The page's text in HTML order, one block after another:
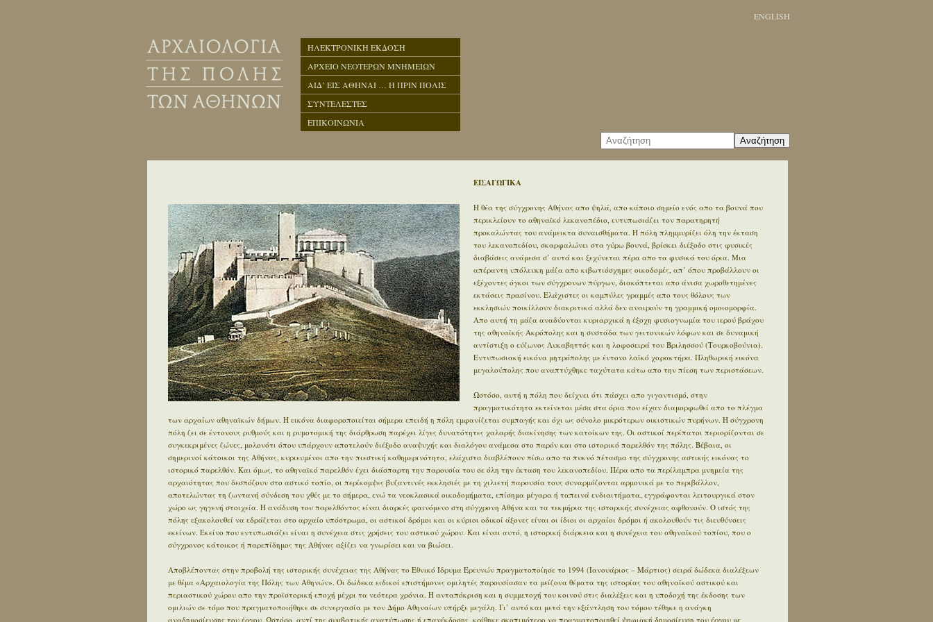
ENGLISH
ΗΛΕΚΤΡΟΝΙΚΗ ΕΚΔΟΣΗ
ΑΡΧΕΙΟ ΝΕΟΤΕΡΩΝ ΜΝΗΜΕΙΩΝ
ΑΙΔ’ ΕΙΣ ΑΘΗΝΑΙ … Η ΠΡΙΝ ΠΟΛΙΣ
ΣΥΝΤΕΛΕΣΤΕΣ
ΕΠΙΚΟΙΝΩΝΙΑ
Αναζήτηση
ΕΙΣΑΓΩΓΙΚΑ
Η θέα της σύγχρονης Αθήνας απο ψηλά, απο κάποιο σημείο ενός απο τα βουνά που
περικλείουν το αθηναϊκό λεκανοπέδιο, εντυπωσιάζει τον παρατηρητή
προκαλώντας του ανάμεικτα συναισθήματα. Η πόλη πλημμυρίζει όλη την έκταση
του λεκανοπεδίου, σκαρφαλώνει στα γύρω βουνά, βρίσκει διέξοδο στις φυσικές
διαβάσεις ανάμεσα σ’ αυτά και ξεχύνεται πέρα απο τα φυσικά του όρια. Μια
απέραντη υπόλευκη μάζα απο κιβωτιόσχημες οικοδομές, απ’ όπου προβάλλουν οι
εξέχοντες όγκοι των σύγχρονων πύργων, διακόπτεται απο άνισα χωροθετημένες
εκτάσεις πρασίνου. Ελάχιστες οι καμπύλες γραμμές απο τους θόλους των
εκκλησιών ποικίλλουν διακριτικά αλλά δεν αναιρούν τη γραμμική ομοιομορφία.
Απο αυτή τη μάζα αναδύονται κυριαρχικά η έξοχη φυσιογνωμία του ιερού βράχου
της αθηναϊκής Ακρόπολης και η συστάδα των γειτονικών λόφων και σε δυναμική
αντίστιξη ο εύζωνος Λυκαβηττός και η λοφοσειρά του Βριλησσού (Τουρκοβούνια).
Εντυπωσιακή εικόνα μητρόπολης με έντονο λαϊκό χαρακτήρα. Πληθωρική εικόνα
μεγαλούπολης που αναπτύχθηκε ταχύτατα κάτω απο την πίεση των περιστάσεων.
Ωστόσο, αυτή η πόλη που δείχνει ότι πάσχει απο γιγαντισμό, στην
πραγματικότητα εκτείνεται μέσα στα όρια που είχαν διαμορφωθεί απο το πλέγμα
των αρχαίων αθηναϊκών δήμων. Η εικόνα διαφοροποιείται σήμερα επειδή η πόλη εμφανίζεται συμπαγής και όχι ως σύνολο μικρότερων οικιστικών πυρήνων. Η σύγχρονη
πόλη ζει σε έντονους ρυθμούς και η ρυμοτομική της διάρθρωση παρέχει λίγες δυνατότητες χαλαρής διακίνησης των κατοίκων της. Οι αστικοί περίπατοι περιορίζονται σε
συγκεκριμένες ζώνες, μολονότι όπου υπάρχουν αποτελούν διέξοδο αναψυχής και διαλόγου ανάμεσα στο παρόν και στο ιστορικό παρελθόν της πόλης. Βέβαια, οι
σημερινοί κάτοικοι της Αθήνας, κυριευμένοι απο την πιεστική καθημερινότητα, ελάχιστα διαβλέπουν πίσω απο το πυκνό πέτασμα της σύγχρονης αστικής εικόνας το
ιστορικό παρελθόν. Και όμως, το αθηναϊκό παρελθόν έχει διάσπαρτη την παρουσία του σε όλη την έκταση του λεκανοπεδίου. Πέρα απο τα περίλαμπρα μνημεία της
αρχαιότητας που δεσπόζουν στο αστικό τοπίο, οι περίκομψες βυζαντινές εκκλησιές με τη χιλιετή παρουσία τους συναρμόζονται αρμονικά με το περιβάλλον,
αποτελώντας τη ζωντανή σύνδεση του χθές με το σήμερα, ενώ τα νεοκλασικά οικοδομήματα, επίσημα μέγαρα ή ταπεινά ενδιαιτήματα, εγγράφονται λειτουργικά στον
χώρο ως γηγενή στοιχεία. Η ανάδυση του παρελθόντος είναι διαρκές φαινόμενο στη σύγχρονη Αθήνα και τα τεκμήρια της ιστορικής συνέχειας αφθονούν. Ο ιστός της
πόλης εξακολουθεί να εδράζεται στο αρχαίο υπόστρωμα, οι αστικοί δρόμοι και οι κύριοι οδικοί άξονες είναι οι ίδιοι οι αρχαίοι δρόμοι ή ακολουθούν τις διευθύνσεις
εκείνων. Εκείνο που εντυπωσιάζει είναι η συνέχεια στις χρήσεις του αστικού χώρου. Και είναι αυτό, η ιστορική διάρκεια και η συνέχεια του αθηναϊκού τοπίου, που ο
σύγχρονος κάτοικος ή παρεπίδημος της Αθήνας αξίζει να γνωρίσει και να βιώσει.
Αποβλέποντας στην προβολή της ιστορικής συνέχειας της Αθήνας το Εθνικό Ίδρυμα Ερευνών πραγματοποίησε το 1994 (Ιανουάριος – Μάρτιος) σειρά δώδεκα διαλέξεων
με θέμα «Αρχαιολογία της Πόλης των Αθηνών». Οι δώδεκα ειδικοί επιστήμονες ομιλητές παρουσίασαν τα μείζονα θέματα της ιστορίας του αθηναϊκού αστικού και
περιαστικού χώρου απο την προϊστορική εποχή μέχρι τα νεότερα χρόνια. Η ανταπόκριση και η συμμετοχή του κοινού στις διαλέξεις και η υποδοχή της έκδοσης των
ομιλιών σε τόμο που πραγματοποιήθηκε σε συνεργασία με τον Δήμο Αθηναίων υπήρξε μεγάλη. Γι’ αυτό και μετά την εξάντληση του τόμου τέθηκε η ανάγκη
αναδημοσίευσης του έργου. Ωστόσο, αντί της συμβατικής ανατύπωσης ή επανέκδοσης, κρίθηκε σκοπιμότερο να πραγματοποιηθεί ψηφιακή δημοσίευση του έργου με